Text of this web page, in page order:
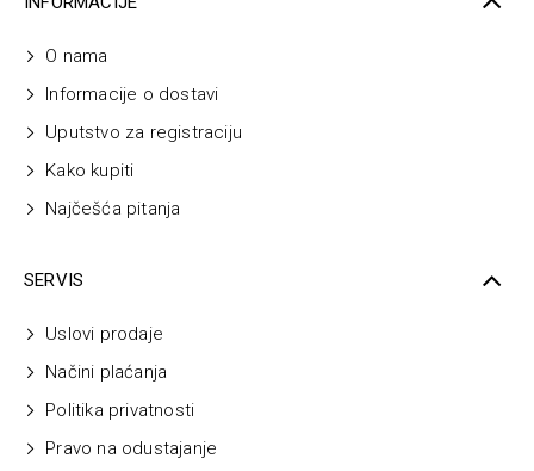
O nama
Informacije o dostavi
Uputstvo za registraciju
Kako kupiti
Najčešća pitanja
SERVIS
Uslovi prodaje
Načini plaćanja
Politika privatnosti
Pravo na odustajanje